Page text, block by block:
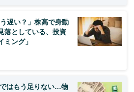
遅い？」株高で身動
落としている、投資
ミング」
はもう足りない…物